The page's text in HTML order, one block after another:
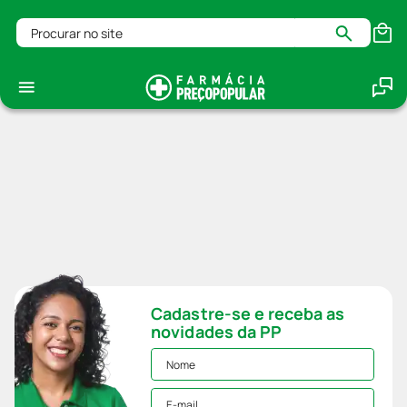
Procurar no site
Cadastre-se e receba as
novidades da PP